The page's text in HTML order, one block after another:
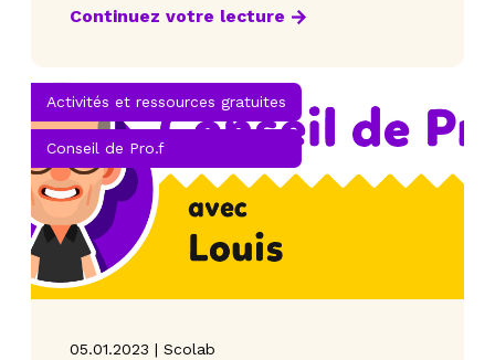
Continuez votre lecture
Activités et ressources gratuites
Conseil de Pro.f
05.01.2023 | Scolab